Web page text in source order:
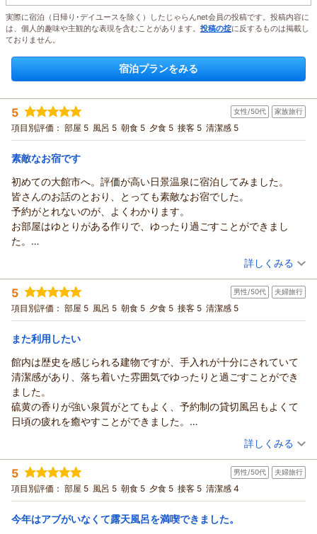
実際に宿泊（日帰り･デイユースを除く）したじゃらんnet会員の投稿です。投稿内容に
は、個人的趣味や主観的な表現を含むことがあります。 投稿の掟に反するものは掲載し
ておりません。
宿泊プランをみる
5 女性/50代 家族旅行
項目別評価： 部屋 5 風呂 5 朝食 5 夕食 5 接客 5 清潔感 5
素敵なお宿です
初めての大館市へ。評価が高い日景温泉に宿泊してみました。
皆さんのお話のとおり、とっても素敵なお宿でした。
予約がとれないのが、よくわかります。
お部屋はゆとりがある作りで、ゆったり過ごすことができまし
た。
朝夕は個室の会場が用意されていて、これも家族で気兼ねなくい
お風呂は、貸し切りのお風呂が朝晩１つ選べます。
ロビーには、コーヒー、紅茶、お水（白神山地）、アイスがあ
り、フリーでいただくことができます。
大館に行くことがあったら、また宿泊したいです。
（投稿日：2026/08/03）
宿泊時期： 2026年06月宿泊 (家族旅行)
投稿者： すみへいさん
宿泊プラン： ◆ 和洋室・夕食コース・スタンダード ◆
朝・夕
宿泊価格帯： 21,001～22,000円(大人一人あたり/税込)
詳しくみる
5 男性/50代 夫婦旅行
項目別評価： 部屋 5 風呂 5 朝食 5 夕食 5 接客 5 清潔感 5
また利用したい
館内は歴史を感じられる建物ですが、手入れが十分にされていて
清潔感があり、落ち着いた雰囲気でゆったりと過ごすことができ
ました。
硫黄の香りが強い泉質がとてもよく、予約制の貸切風呂もよくて
日頃の疲れを癒やすことができました。
また、夕食・朝食ともに地元の食材を使った料理がとても美味し
スタッフの皆さんの対応も丁寧で、細やかな気配りが感じられ、
終始気持ちよく滞在できました。
今回は秋田の旅行応援割を使用しての利用でしたが、キャンペー
（投稿日：2026/08/01）
宿泊時期： 2026年07月宿泊 (夫婦旅行)
投稿者： kazuさん
宿泊プラン： ◆ 和洋室・夕食コース・スタンダード ◆
朝・夕
宿泊価格帯： 23,001～24,000円(大人一人あたり/税込)
詳しくみる
5 男性/50代 夫婦旅行
項目別評価： 部屋 5 風呂 5 朝食 5 夕食 5 接客 5 清潔感 4
今年はアブがいなくて露天風呂を満喫できました。